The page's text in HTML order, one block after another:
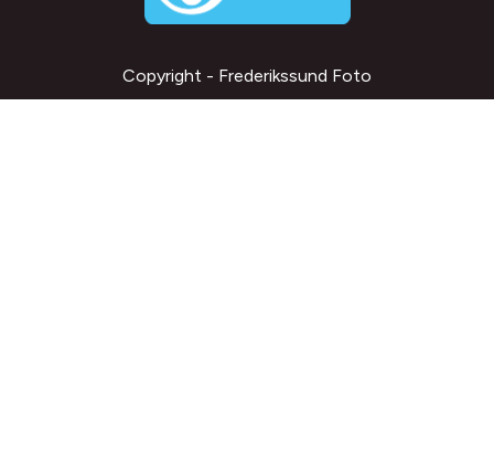
Copyright - Frederikssund Foto